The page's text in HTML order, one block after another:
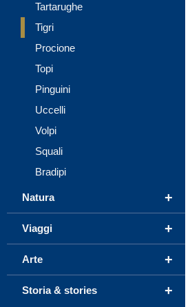
Tartarughe
Tigri
Procione
Topi
Pinguini
Uccelli
Volpi
Squali
Bradipi
+
Natura
+
Viaggi
+
Arte
+
Storia & stories